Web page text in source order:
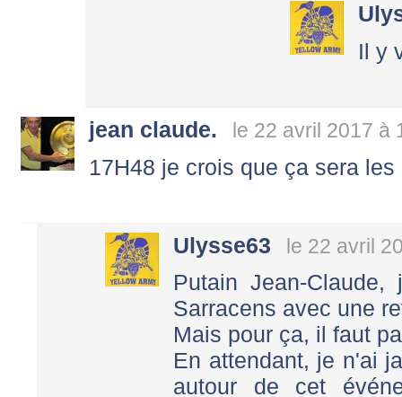
Il y
jean claude. le 22 avril 2017 à
17H48 je crois que ça sera les
Ulysse63 le 22 avril
Putain Jean-
Sarracens avec une
Mais pour ça, il faut
En attendant, je n'ai
autour de cet